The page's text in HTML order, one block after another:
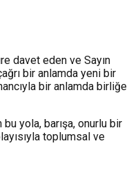
davet eden ve Sayın
bir anlamda yeni bir
bir anlamda birliğe
yola, barışa, onurlu bir
toplumsal ve